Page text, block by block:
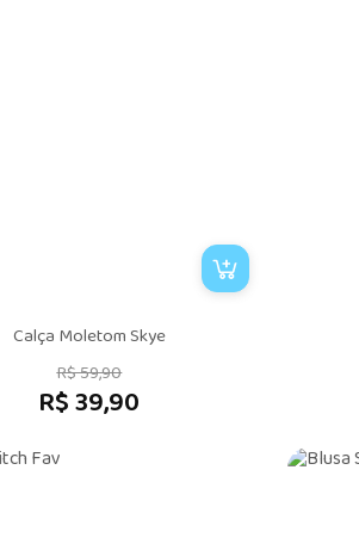
Calça Moletom Skye
R$ 59,90
R$ 39,90